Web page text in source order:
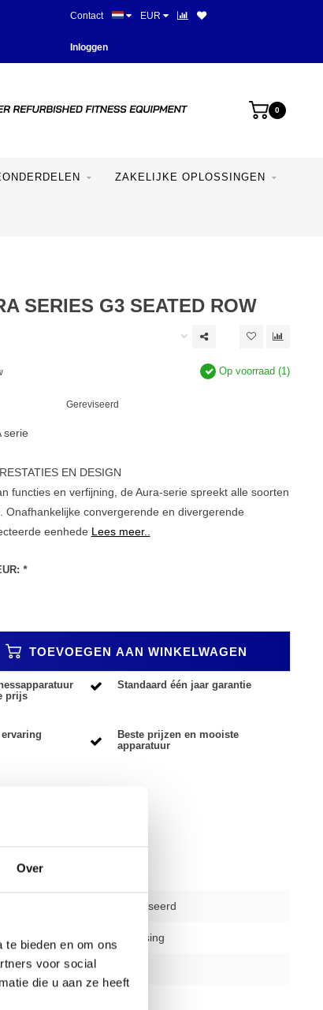
Over
bieden en om ons
voor social
die u aan ze heeft
Beste prijzen en mooiste
Contact EUR
Inloggen
0
ZAKELIJKE OPLOSSINGEN
SERIES G3 SEATED ROW
Op voorraad (1)
Gereviseerd
serie
EN DESIGN
functies en verfijning, de Aura-serie spreekt alle soorten
Onafhankelijke convergerende en divergerende
eenhede Lees meer..
*
TOEVOEGEN AAN WINKELWAGEN
prijs
Standaard één jaar garantie
ervaring
Beste prijzen en mooiste
apparatuur
2e hands gereviseerd
niet van toepassing
12 maanden